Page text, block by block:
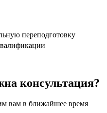
переподготовку
консультация?
вам в ближайшее время